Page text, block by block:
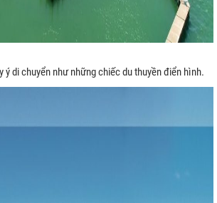
ý di chuyển như những chiếc du thuyền điển hình.